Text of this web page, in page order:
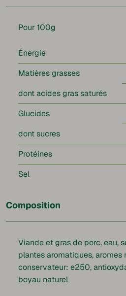
Pour 100g
Énergie
Matières grasses
dont acides gras saturés
Glucides
dont sucres
Protéines
Sel
Composition
Viande et gras de porc, eau,
plantes aromatiques, aromes
conservateur: e250,
boyau naturel